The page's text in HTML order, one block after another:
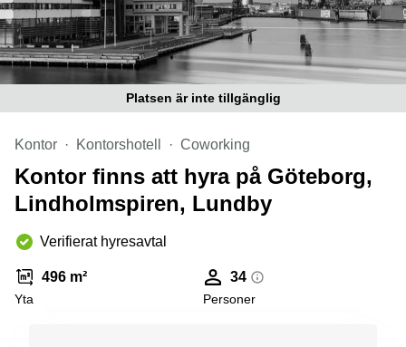
Platsen är inte tillgänglig
Kontor Kontorshotell Coworking
Kontor finns att hyra på Göteborg,
Lindholmspiren, Lundby
Verifierat hyresavtal
496 m²
Yta
34
Personer